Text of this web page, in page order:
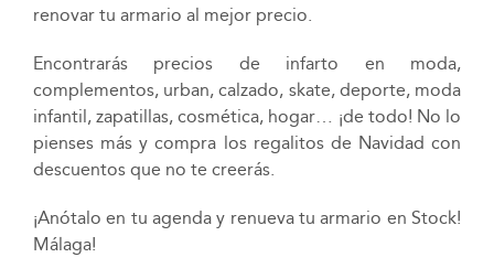
renovar tu armario al mejor precio.
Encontrarás precios de infarto en moda,
complementos, urban, calzado, skate, deporte, moda
infantil, zapatillas, cosmética, hogar… ¡de todo! No lo
pienses más y compra los regalitos de Navidad con
descuentos que no te creerás.
¡Anótalo en tu agenda y renueva tu armario en Stock!
Málaga!